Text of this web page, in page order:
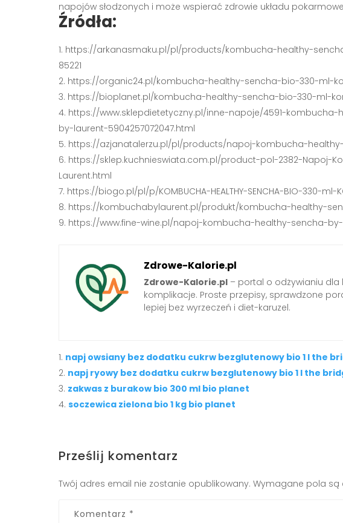
napojów słodzonych i może wspierać zdrowie układu
Źródła:
https://arkanasmaku.pl/pl/products/kombucha-healthy-
85221
https://organic24.pl/kombucha-healthy-sencha-bio-330-ml-
https://bioplanet.pl/kombucha-healthy-sencha-bio-330-ml-
https://www.sklepdietetyczny.pl/inne-napoje/4591-
by-laurent-5904257072047.html
https://azjanatalerzu.pl/pl/products/napoj-kombucha-
https://sklep.kuchnieswiata.com.pl/product-pol-2382-Napoj-
Laurent.html
https://biogo.pl/pl/p/KOMBUCHA-HEALTHY-SENCHA-BIO-330-ml-
https://kombuchabylaurent.pl/produkt/kombucha-healthy-
https://www.fine-wine.pl/napoj-kombucha-healthy-sencha-
Zdrowe-Kalorie.pl
Zdrowe-Kalorie.pl – portal o odżywianiu dla
komplikacje. Proste przepisy, sprawdzone
lepiej bez wyrzeczeń i diet-karuzel.
napj owsiany bez dodatku cukrw bezglutenowy bio 1 l the
napj ryowy bez dodatku cukrw bezglutenowy bio 1 l the
zakwas z burakow bio 300 ml bio planet
soczewica zielona bio 1 kg bio planet
Prześlij komentarz
Twój adres email nie zostanie opublikowany. Wymagane pola są